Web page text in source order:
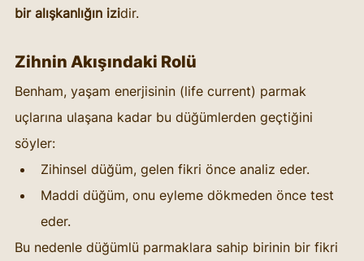
bir alışkanlığın izidir.
Zihnin Akışındaki Rolü
Benham, yaşam enerjisinin (life current) parmak
uçlarına ulaşana kadar bu düğümlerden geçtiğini
söyler:
Zihinsel düğüm, gelen fikri önce analiz eder.
Maddi düğüm, onu eyleme dökmeden önce test
eder.
Bu nedenle düğümlü parmaklara sahip birinin bir fikri